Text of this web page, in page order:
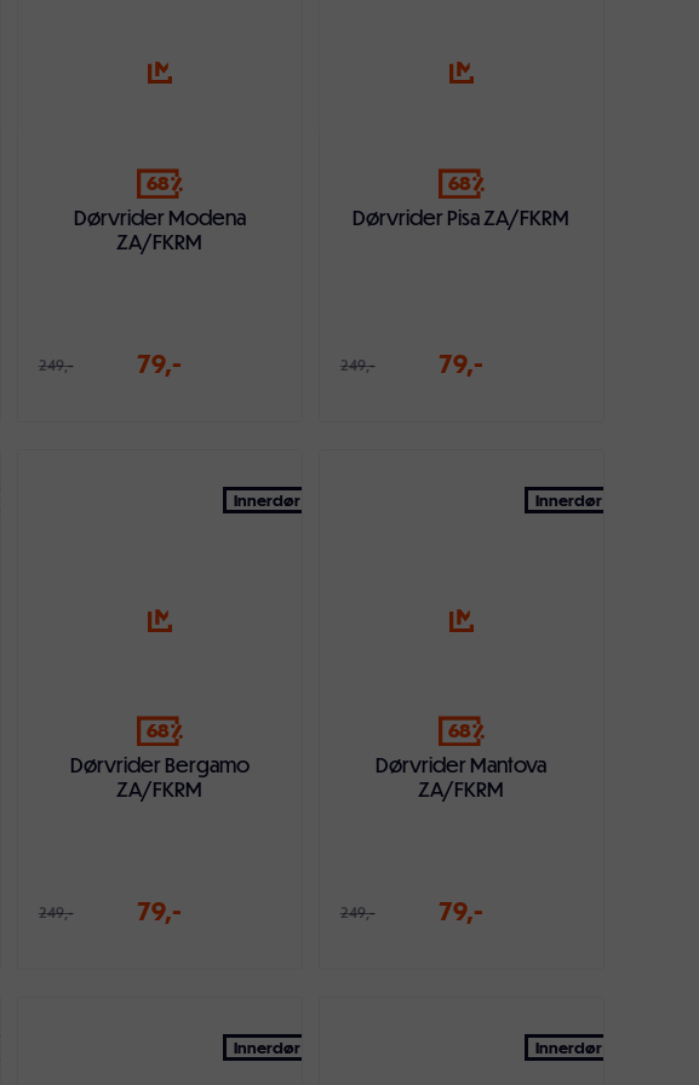
68
Dørvrider Modena
ZA/FKRM
249,- 79,-
Legg i handlekurven
68
Dørvrider Pisa ZA/FKRM
249,- 79,-
Legg i handlekurven
68
Innerdør
Dørvrider Bergamo
ZA/FKRM
249,- 79,-
Legg i handlekurven
68
Innerdør
Dørvrider Mantova
ZA/FKRM
249,- 79,-
Legg i handlekurven
Innerdør Innerdør